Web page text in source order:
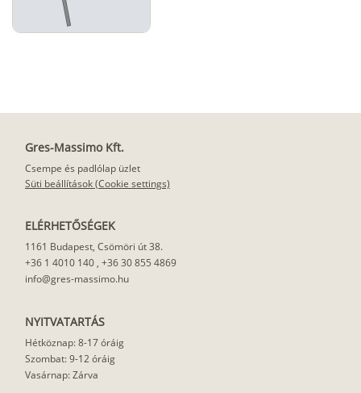
Gres-Massimo Kft.
Csempe és padlólap üzlet
Süti beállítások (Cookie settings)
ELÉRHETŐSÉGEK
1161 Budapest, Csömöri út 38.
+36 1 4010 140, +36 30 855 4869
info@gres-massimo.hu
NYITVATARTÁS
Hétköznap: 8-17 óráig
Szombat: 9-12 óráig
Vasárnap: Zárva